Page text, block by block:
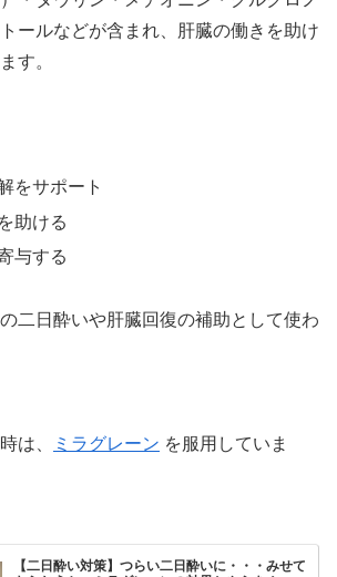
ールなどが含まれ、肝臓の働きを助け
す。
をサポート
助ける
与する
二日酔いや肝臓回復の補助として使わ
は、 ミラグレーン を服用していま
【二日酔い対策】つらい二日酔いに・・・みせて